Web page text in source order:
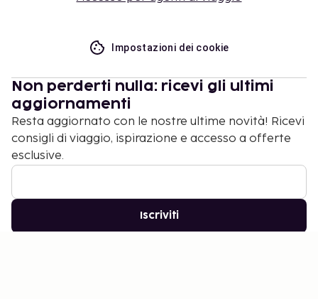
Impostazioni dei cookie
Non perderti nulla: ricevi gli ultimi
aggiornamenti
Resta aggiornato con le nostre ultime novità! Ricevi
consigli di viaggio, ispirazione e accesso a offerte
esclusive.
Iscriviti